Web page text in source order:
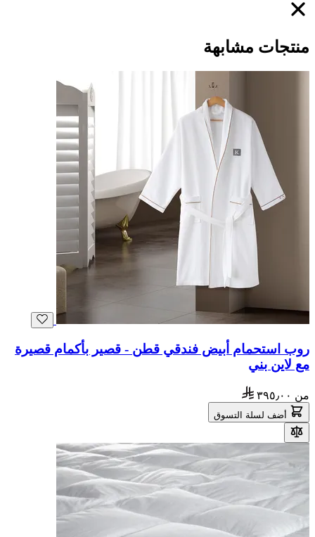
منتجات مشابهة
روب استحمام أبيض فندقي قطن - قصير بأكمام قصيرة
مع لاين بني
من ٣٩٥٫٠٠
أضف لسلة التسوق